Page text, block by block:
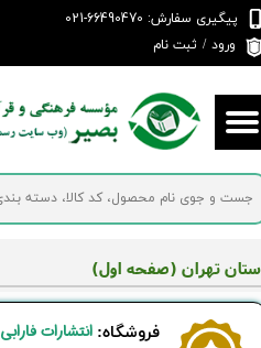
پیگیری سفارش: 66490470-021
ورود / ثبت نام
حساب کاربری من
تغییر گذر واژه
سفارشات
خروج از حساب کاربری
تهران (صفحه اول)
انتشارات فارابی ​فروشگاه: